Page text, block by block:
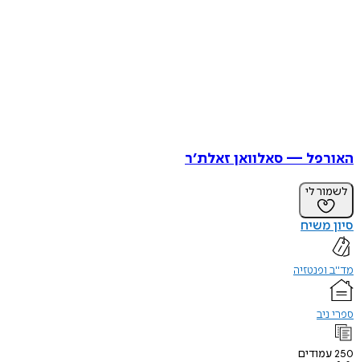
האורפל — סאלוואן זאלת׳ר
לשמור לי
סיון משיח
מד"ב ופנטזיה
ספרי ניב
250עמודים